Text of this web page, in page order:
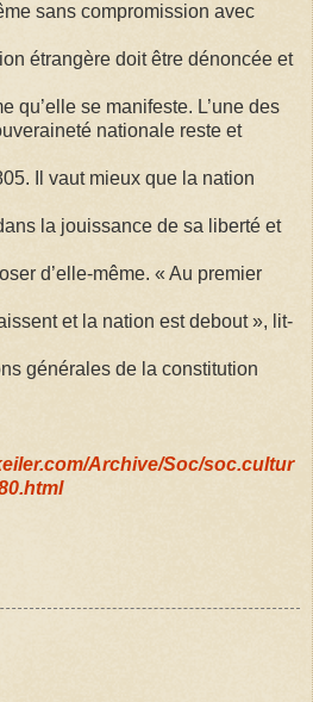
sans compromission avec
étrangère doit être dénoncée et
qu’elle se manifeste. L’une des
nationale reste et
Il vaut mieux que la nation
la jouissance de sa liberté et
d’elle-même. « Au premier
et la nation est debout », lit-
générales de la constitution
Archive/Soc/soc.cultur